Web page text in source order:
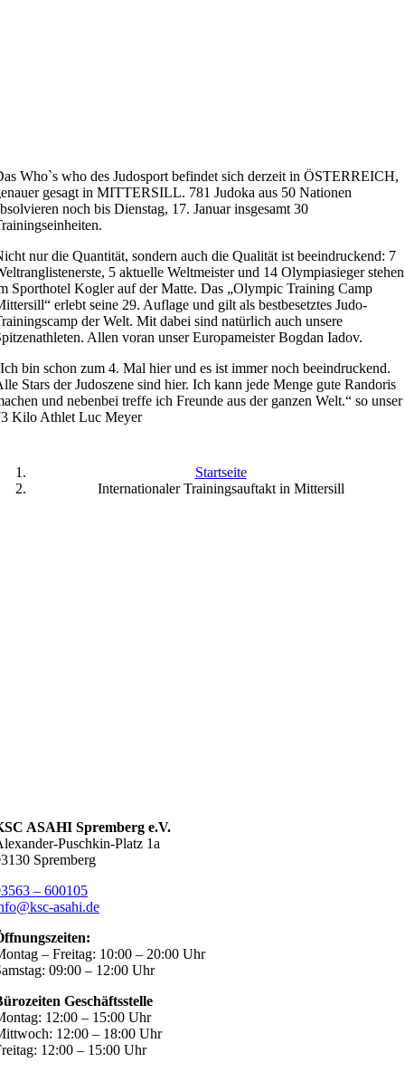
Who`s who des Judosport befindet sich derzeit in ÖSTERREICH,
gesagt in MITTERSILL. 781 Judoka aus 50 Nationen
noch bis Dienstag, 17. Januar insgesamt 30
nur die Quantität, sondern auch die Qualität ist beeindruckend: 7
5 aktuelle Weltmeister und 14 Olympiasieger stehen
Sporthotel Kogler auf der Matte. Das „Olympic Training Camp
erlebt seine 29. Auflage und gilt als bestbesetztes Judo-
der Welt. Mit dabei sind natürlich auch unsere
Allen voran unser Europameister Bogdan Iadov.
bin schon zum 4. Mal hier und es ist immer noch beeindruckend.
Stars der Judoszene sind hier. Ich kann jede Menge gute Randoris
und nebenbei treffe ich Freunde aus der ganzen Welt.“ so unser
Kilo Athlet Luc Meyer
Startseite
Internationaler Trainingsauftakt in Mittersill
ASAHI Spremberg e.V.
Puschkin-Platz 1a
Spremberg
– 600105
asahi.de
– Freitag: 10:00 – 20:00 Uhr
09:00 – 12:00 Uhr
Geschäftsstelle
12:00 – 15:00 Uhr
12:00 – 18:00 Uhr
12:00 – 15:00 Uhr